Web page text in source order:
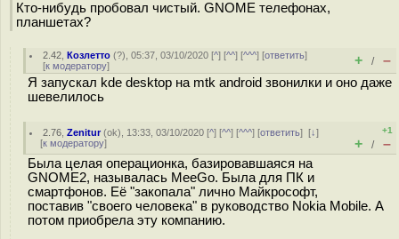
Кто-нибудь пробовал чистый. GNOME телефонах,
планшетах?
2.42 ,Козлетто (?), 05:37, 03/10/2020 [^] [^^] [^^^] [ответить]
[к модератору] + / –
Я запускал kde desktop на mtk android звонилки и оно даже
шевелилось
2.76 ,Zenitur(ok), 13:33, 03/10/2020 [^] [^^] [^^^] [ответить][↓]
[к модератору]
+1
+ / –
Была целая операционка, базировавшаяся на
GNOME2, называлась MeeGo. Была для ПК и
смартфонов. Её "закопала" лично Майкрософт,
поставив "своего человека" в руководство Nokia Mobile. А
потом приобрела эту компанию.